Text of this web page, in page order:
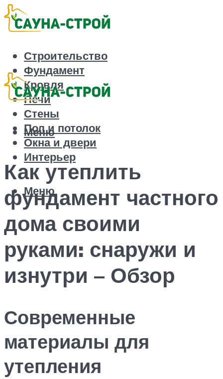
Строительство
Фундамент
Кровля
Печи
Стены
Пол и потолок
Окна и двери
Интерьер
Меню
Меню
Как утеплить
фундамент частного
дома своими
руками: снаружи и
изнутри – Обзор
Современные
материалы для
утепления